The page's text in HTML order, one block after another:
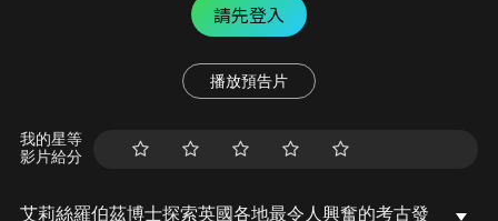
請先登入
播放預告片
我的星等
影片給分
艾莉絲羅伯茲博士探索英國各地最令人興奮的考古發